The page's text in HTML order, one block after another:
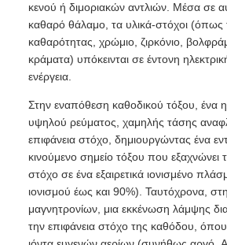
κενού ή διμοριακών αντλιών. Μέσα σε
καθαρό θάλαμο, τα υλικά-στόχοι (όπως
καθαρότητας, χρώμιο, ζιρκόνιο,
κράματα) υπόκεινται σε έντονη
ενέργεια.
Στην εναπόθεση καθοδικού τόξου, ένα
υψηλού ρεύματος, χαμηλής τάσης
επιφάνεια στόχο, δημιουργώντας ένα
κινούμενο σημείο τόξου που εξαχνώνει
στόχο σε ένα εξαιρετικά ιονισμένο
ιονισμού έως και 90%). Ταυτόχρονα,
μαγνητρονίων, μια εκκένωση λάμψης
την επιφάνεια στόχο της καθόδου,